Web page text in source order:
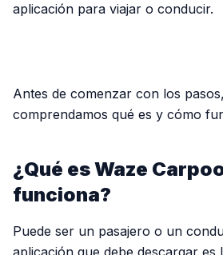
aplicación para viajar o conducir.
Antes de comenzar con los
comprendamos qué es y cómo
¿Qué es Waze
funciona?
Puede ser un pasajero o un